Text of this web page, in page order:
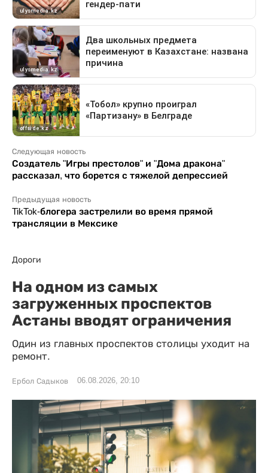
Следующая новость
Создатель "Игры престолов" и "Дома дракона"
рассказал, что борется с тяжелой депрессией
Предыдущая новость
TikTok-блогера застрелили во время прямой
трансляции в Мексике
Дороги
На одном из самых
загруженных проспектов
Астаны вводят ограничения
Один из главных проспектов столицы уходит на
ремонт.
Ербол Садыков 06.08.2026, 20:10